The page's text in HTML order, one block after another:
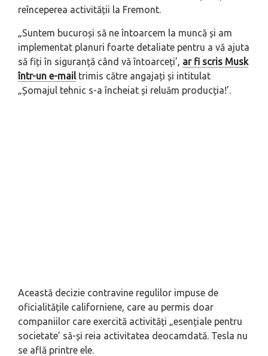
reînceperea activității la Fremont.
„Suntem bucuroși să ne întoarcem la muncă și am
implementat planuri foarte detaliate pentru a vă ajuta
să fiți în siguranță când vă întoarceți’, ar fi scris Musk
într-un e-mailtrimis către angajați și intitulat
„Șomajul tehnic s-a încheiat și reluăm producția!’.
Această decizie contravine regulilor impuse de
oficialitățile californiene, care au permis doar
companiilor care exercită activități „esențiale pentru
societate’ să-și reia activitatea deocamdată. Tesla nu
se află printre ele.